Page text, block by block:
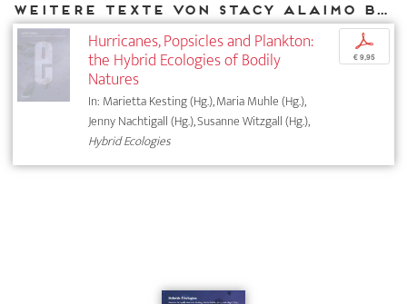
Weitere Texte von Stacy Alaimo bei DIAPHANES
Hurricanes, Popsicles and Plankton:
the Hybrid Ecologies of Bodily
Natures
In: Marietta Kesting (Hg.), Maria Muhle (Hg.),
Jenny Nachtigall (Hg.), Susanne Witzgall (Hg.),
Hybrid Ecologies
p
€ 9,95